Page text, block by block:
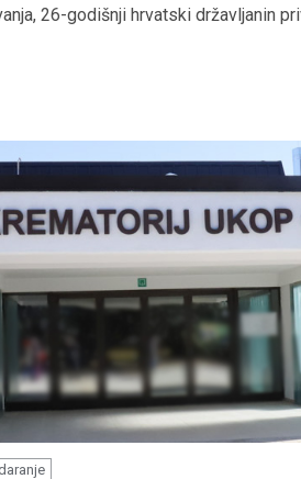
26-godišnji hrvatski državljanin